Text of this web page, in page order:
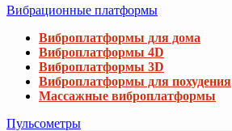
Вибрационные платформы
Виброплатформы для дома
Виброплатформы 4D
Виброплатформы 3D
Виброплатформы для похудения
Массажные виброплатформы
Пульсометры